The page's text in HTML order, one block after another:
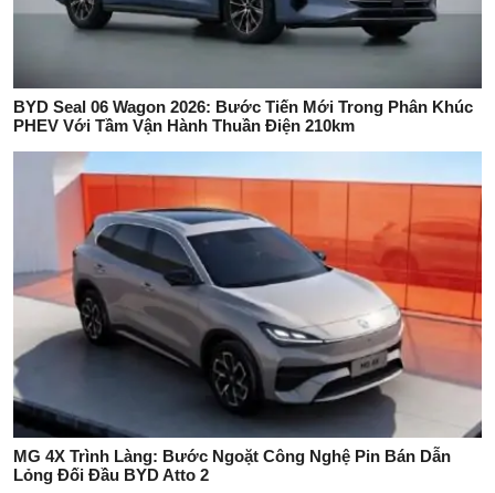
BYD Seal 06 Wagon 2026: Bước Tiến Mới Trong Phân Khúc
PHEV Với Tầm Vận Hành Thuần Điện 210km
MG 4X Trình Làng: Bước Ngoặt Công Nghệ Pin Bán Dẫn
Lỏng Đối Đầu BYD Atto 2